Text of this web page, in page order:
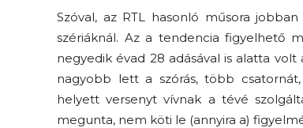
Szóval, az RTL hasonló műsora
szériáknál. Az a tendencia figyelhető
negyedik évad 28 adásával is alatta
nagyobb lett a szórás, több
helyett versenyt vívnak a tévé
megunta, nem köti le (annyira a)